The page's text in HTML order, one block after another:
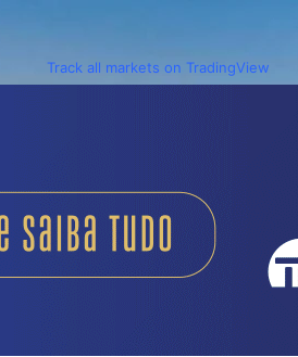
Track all markets on TradingView